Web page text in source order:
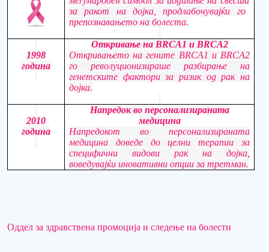
за ракот на дојка, продлабочувајќи го
препознавањето на болеста.
1998
година
Откривање на BRCA1 и BRCA2
Откривањето на гените BRCA1 и BRCA2
го револуционизираше разбирање на
генетските факториза ризик одрак на
дојка.
2010
година
Напредок во персонализираната
медицина
Напредокот во персонализираната
медицина доведе до целни терапии за
специфични видови рак на дојка,
воведувајќи иновативни опции за третман.
Оддел за здравствена промоција и следење на болести